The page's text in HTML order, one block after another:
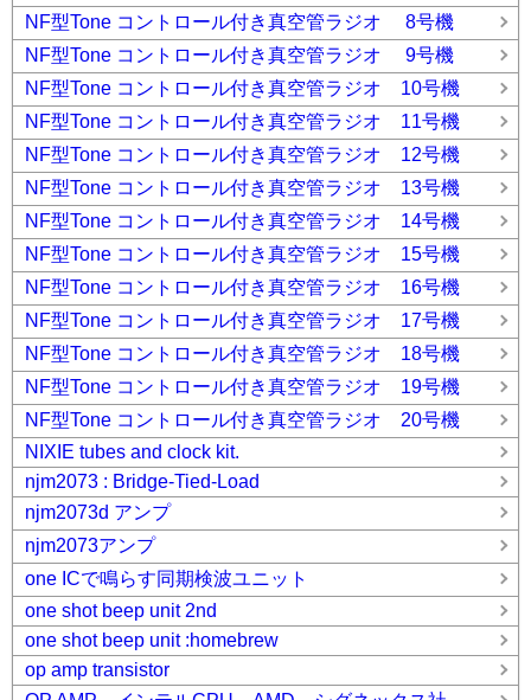
NF型Tone コントロール付き真空管ラジオ 8号機
NF型Tone コントロール付き真空管ラジオ 9号機
NF型Tone コントロール付き真空管ラジオ 10号機
NF型Tone コントロール付き真空管ラジオ 11号機
NF型Tone コントロール付き真空管ラジオ 12号機
NF型Tone コントロール付き真空管ラジオ 13号機
NF型Tone コントロール付き真空管ラジオ 14号機
NF型Tone コントロール付き真空管ラジオ 15号機
NF型Tone コントロール付き真空管ラジオ 16号機
NF型Tone コントロール付き真空管ラジオ 17号機
NF型Tone コントロール付き真空管ラジオ 18号機
NF型Tone コントロール付き真空管ラジオ 19号機
NF型Tone コントロール付き真空管ラジオ 20号機
NIXIE tubes and clock kit.
njm2073 : Bridge-Tied-Load
njm2073d アンプ
njm2073アンプ
one ICで鳴らす同期検波ユニット
one shot beep unit 2nd
one shot beep unit :homebrew
op amp transistor